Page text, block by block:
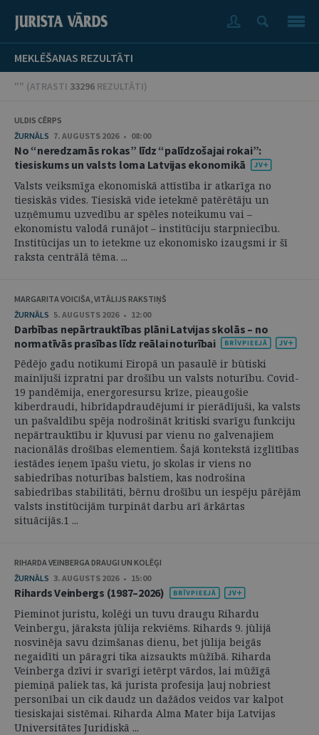
MEKLĒŠANAS REZULTĀTI
"" (ATRASTI 33296 REZULTĀTI)
ULDIS CĒRPS
ŽURNĀLS 7. AUGUSTS 2026 • 08:00
No “neredzamās rokas” līdz “palīdzošajai rokai”:
tiesiskums un valsts loma Latvijas ekonomikā
Valsts veiksmīga ekonomiskā attīstība ir atkarīga no
tiesiskās vides. Tiesiskā vide ietekmē patērētāju un
uzņēmumu uzvedību ar spēles noteikumu vai –
ekonomistu valodā runājot – institūciju starpniecību.
Institūcijas un to ietekme uz ekonomisko izaugsmi ir šī
raksta centrālā tēma. ...
MARGARITA VOICIŠA, VITĀLIJS RAKSTIŅŠ
ŽURNĀLS 5. AUGUSTS 2026 • 12:00
Darbības nepārtrauktības plāni Latvijas skolās – no
normatīvās prasības līdz reālai noturībai
Pēdējo gadu notikumi Eiropā un pasaulē ir būtiski
mainījuši izpratni par drošību un valsts noturību. Covid-
19 pandēmija, energoresursu krīze, pieaugošie
kiberdraudi, hibrīdapdraudējumi ir pierādījuši, ka valsts
un pašvaldību spēja nodrošināt kritiski svarīgu funkciju
nepārtrauktību ir kļuvusi par vienu no galvenajiem
nacionālās drošības elementiem. Šajā kontekstā izglītības
iestādes ieņem īpašu vietu, jo skolas ir viens no
sabiedrības noturības balstiem, kas nodrošina
sabiedrības stabilitāti, bērnu drošību un iespēju pārējām
valsts institūcijām turpināt darbu arī ārkārtas
situācijās.1 ...
RIHARDA VEINBERGA DRAUGI UN KOLĒĢI
ŽURNĀLS 3. AUGUSTS 2026 • 15:00
Rihards Veinbergs (1987–2026)
Pieminot juristu, kolēģi un tuvu draugu Rihardu
Veinbergu, jāraksta jūlija rekviēms. Rihards 9. jūlijā
nosvinēja savu dzimšanas dienu, bet jūlija beigās
negaidīti un pāragri tika aizsaukts mūžībā. Riharda
Veinberga dzīvi ir svarīgi ietērpt vārdos, lai mūžīgā
piemiņā paliek tas, kā jurista profesija ļauj nobriest
personībai un cik daudz un dažādos veidos var kalpot
tiesiskajai sistēmai. Riharda Alma Mater bija Latvijas
Universitātes Juridiskā ...